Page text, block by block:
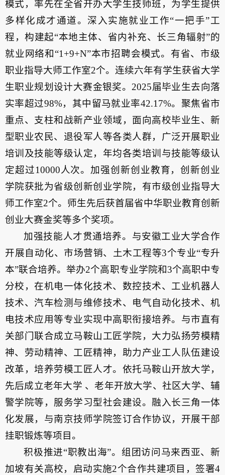
模式，率先在全省开办大学生技师班，为学生提供
多样化成才通道。深入实施就业工作“一把手”工
程，构建起“本地主体、省内补充、长三角辐射”的
就业网络和“1+9+N”本市招聘会模式。有省、市级
职业指导大师工作室2个。连续六年有学生获省大学
生职业规划设计大赛金银奖。2025届毕业生去向落
实率超过98%，其中留马就业率42.17%。聚焦省市
重点、支柱和战新产业领域，面向高校毕业生、新
型职业农民、退役军人等各类人群，广泛开展职业
培训及技能等级认定，年均各类培训与技能等级认
定超过10000人次。加强创新创业教育，创新创业
学院获批为省级创新创业学院，有市级创业指导大
师工作室2个。师生先后获首届省中华职业教育创新
创业大赛金奖等多个奖项。
加强技能人才贯通培养。与安徽工业大学合作
开展自动化、市场营销、土木工程等3个专业“专升
本”联合培养。举办2个高职专业学院和3个高职中专
分校，在机电一体化技术、数控技术、工业机器人
技术、汽车检测与维修技术、电气自动化技术、机
电技术应用等专业实现中高职衔接培养。与市直有
关部门联合成立马鞍山工匠学院，大力弘扬劳模精
神、劳动精神、工匠精神，助力产业工人队伍建设
改革，培养劳模工匠人才。依托马鞍山开放大学，
先后成立老年大学 、老年开放大学、社区大学、辅
警学院等，服务学习型社会建设。融入长三角一体
化发展，与南京技师学院签订合作协议，开展干部
挂职锻炼等项目。
积极推进“职教出海”。组团访问马来西亚、新
加坡有关高校，启动实施2个合作共建项目，签署4